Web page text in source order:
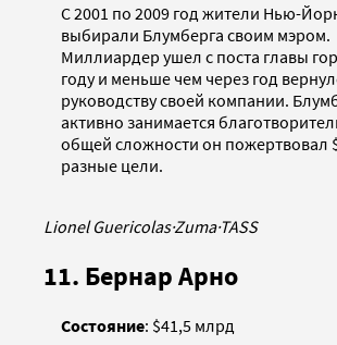
С 2001 по 2009 год жители Нью-
выбирали Блумберга своим мэром.
Миллиардер ушел с поста главы
году и меньше чем через год
руководству своей компании.
активно занимается
общей сложности он пожертвовал
разные цели.
Lionel Guericolas·Zuma·TASS
11. Бернар Арно
Состояние: $41,5 млрд